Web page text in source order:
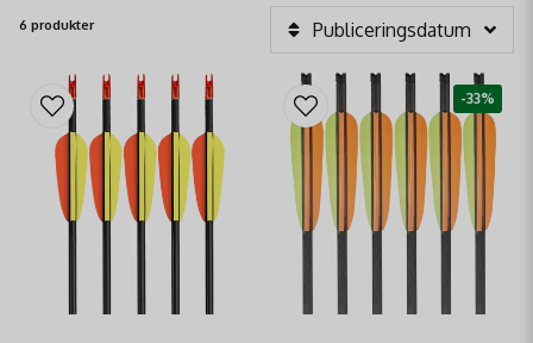
6 produkter Publiceringsdatum
-33%